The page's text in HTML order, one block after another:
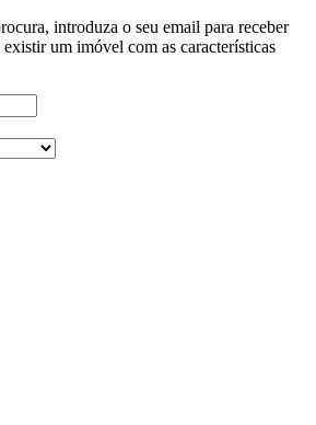
introduza o seu email para receber
um imóvel com as características